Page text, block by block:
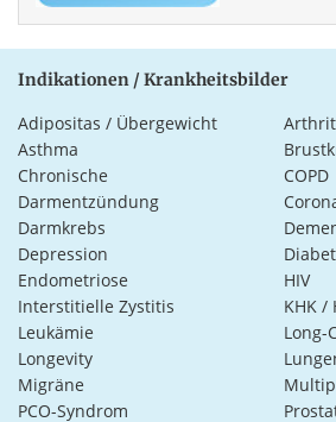
Indikationen / Krankheitsbilder
Adipositas / Übergewicht
Asthma
Chronische
Darmentzündung
COPD
Darmkrebs
Depression
Endometriose
HIV
Interstitielle Zystitis
KHK /
Leukämie
Long-
Longevity
Migräne
PCO-Syndrom